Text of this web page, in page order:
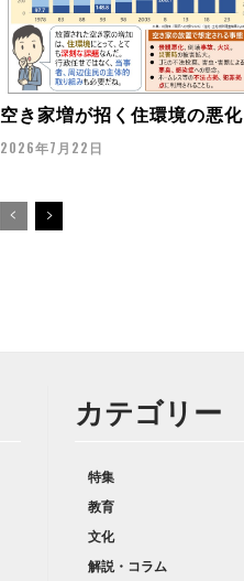
空き家増が招く住環境の悪化
2026年7月22日
カテゴリー
特集
教育
文化
解説・コラム